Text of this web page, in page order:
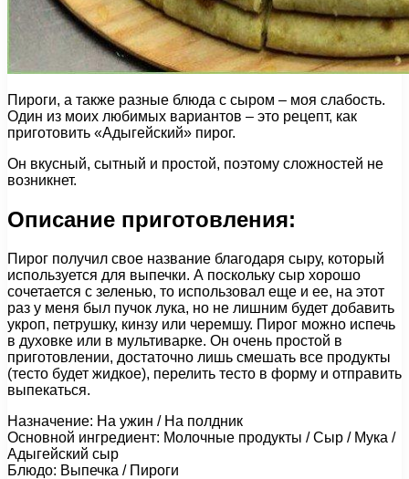
Пироги, а также разные блюда с сыром – моя слабость.
Один из моих любимых вариантов – это рецепт, как
приготовить «Адыгейский» пирог.
Он вкусный, сытный и простой, поэтому сложностей не
возникнет.
Описание приготовления:
Пирог получил свое название благодаря сыру, который
используется для выпечки. А поскольку сыр хорошо
сочетается с зеленью, то использовал еще и ее, на этот
раз у меня был пучок лука, но не лишним будет добавить
укроп, петрушку, кинзу или черемшу. Пирог можно испечь
в духовке или в мультиварке. Он очень простой в
приготовлении, достаточно лишь смешать все продукты
(тесто будет жидкое), перелить тесто в форму и отправить
выпекаться.
Назначение: На ужин / На полдник
Основной ингредиент: Молочные продукты / Сыр / Мука /
Адыгейский сыр
Блюдо: Выпечка / Пироги